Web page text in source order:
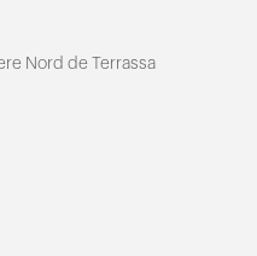
Nord de Terrassa